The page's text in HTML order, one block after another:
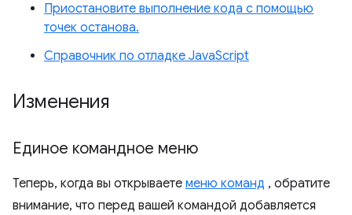
Приостановите выполнение кода с помощью
точек останова.
Справочник по отладке JavaScript
Изменения
Единое командное меню
Теперь, когда вы открываете меню команд , обратите
внимание, что перед вашей командой добавляется